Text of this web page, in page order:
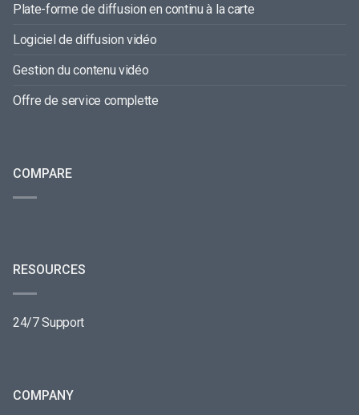
Plate-forme de diffusion en continu à la carte
Logiciel de diffusion vidéo
Gestion du contenu vidéo
Offre de service complette
COMPARE
RESOURCES
24/7 Support
COMPANY